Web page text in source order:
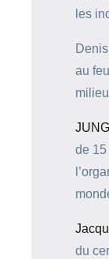
les
au
JUNG
de
du